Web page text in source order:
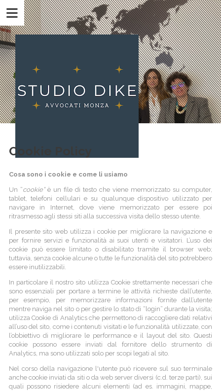
Cookie Policy
Cosa sono i cookie e come li usiamo
Un “cookie” è un file di testo che viene memorizzato su computer,
tablet, telefoni cellulari e su qualunque dispositivo utilizzato per
navigare in Internet, dove viene memorizzato per essere poi
ritrasmesso agli stessi siti alla successiva visita dello stesso utente.
Il presente sito web utilizza i cookie per migliorare la navigazione e
per fornire servizi e funzionalità ai suoi utenti e visitatori. L’uso dei
cookie può essere limitato o disabilitato tramite il browser web;
tuttavia, senza cookie alcune o tutte le funzionalità del sito potrebbero
essere inutilizzabili.
In particolare il nostro sito utilizza Cookie strettamente necessari che
sono essenziali per portare a termine le attività richieste dall’utente,
per esempio, per memorizzare informazioni fornite dall’utente
mentre naviga nel sito o per gestire lo stato di “login” durante la visita;
utilizza Cookie di Analytics che permettono di raccogliere dati relativi
all’uso del sito, come i contenuti visitati e le funzionalità utilizzate, con
l’obbiettivo di migliorare le performance e il layout del sito. Questi
cookie possono essere inviati dal fornitore dello strumento di
Analytics, ma sono utilizzati solo per scopi legati al sito.
Nel corso della navigazione l'utente può ricevere sul suo terminale
anche cookie inviati da siti o da web server diversi (c.d. terze parti), sui
quali possono risiedere alcuni elementi (ad es. immagini, mappe,